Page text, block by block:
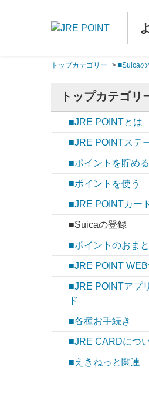
トップカテゴリー > ■Suicaの
トップカテゴリ
■JRE POINTとは
■JRE POINTステ
■ポイントを貯める
■ポイントを使う
■JRE POINTカー
■Suicaの登録
■ポイントのおま
■JRE POINT WEB
■JRE POINTアプ
ド
■各種お手続き
■JRE CARDにつ
■えきねっと関連